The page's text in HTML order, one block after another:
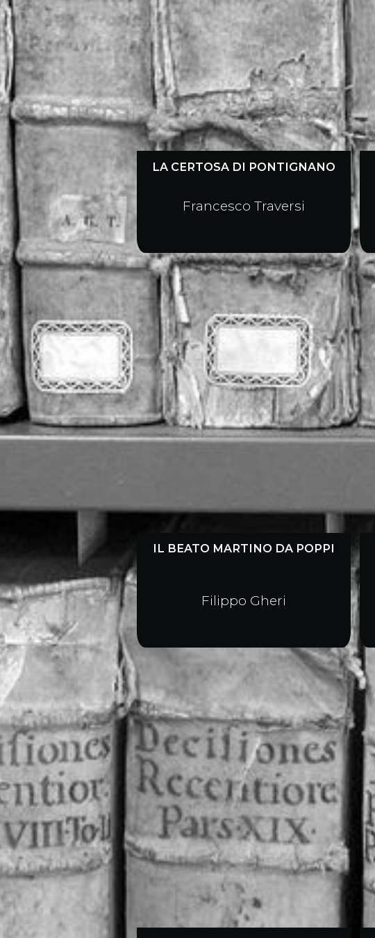
LA CERTOSA DI PONTIGNANO
Francesco Traversi
IL BEATO MARTINO DA POPPI
Filippo Gheri